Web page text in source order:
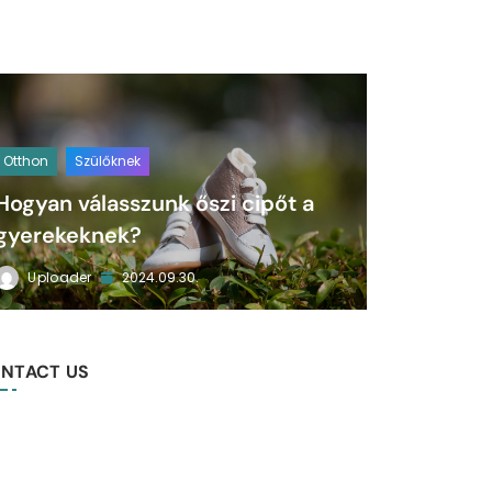
Otthon Szülőknek
válasszunk őszi cipőt a
Uploader 2024.09.30.
US